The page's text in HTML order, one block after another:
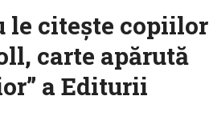
le citește copiilor
carte apărută
a Editurii